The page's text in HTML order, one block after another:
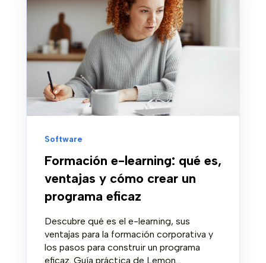
Software
Formación e-learning: qué es,
ventajas y cómo crear un
programa eficaz
Descubre qué es el e-learning, sus
ventajas para la formación corporativa y
los pasos para construir un programa
eficaz. Guía práctica de Lemon...